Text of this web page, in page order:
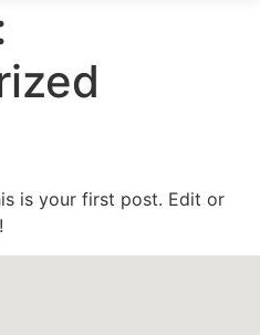
is your first post. Edit or